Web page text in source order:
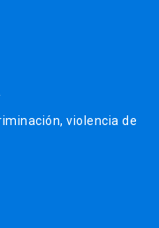
violencia de